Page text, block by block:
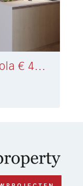
Appartement Fuengirola € 430.000,-